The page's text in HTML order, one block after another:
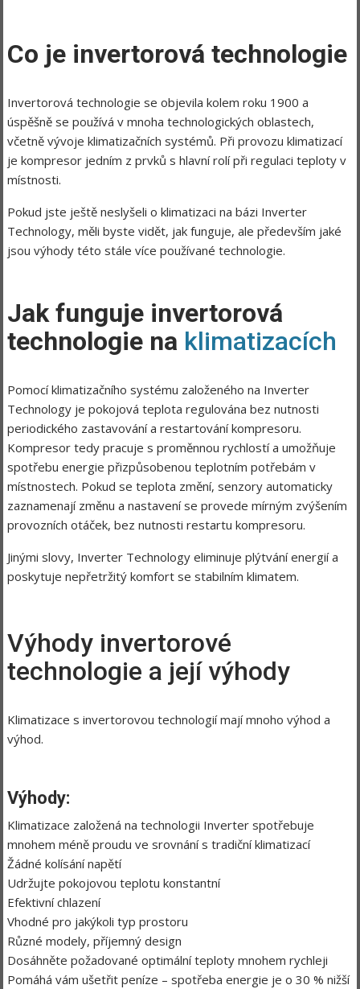
Co je invertorová technologie
Invertorová technologie se objevila kolem roku 1900 a
úspěšně se používá v mnoha technologických oblastech,
včetně vývoje klimatizačních systémů. Při provozu klimatizací
je kompresor jedním z prvků s hlavní rolí při regulaci teploty v
místnosti.
Pokud jste ještě neslyšeli o klimatizaci na bázi Inverter
Technology, měli byste vidět, jak funguje, ale především jaké
jsou výhody této stále více používané technologie.
Jak funguje invertorová
technologie na klimatizacích
Pomocí klimatizačního systému založeného na Inverter
Technology je pokojová teplota regulována bez nutnosti
periodického zastavování a restartování kompresoru.
Kompresor tedy pracuje s proměnnou rychlostí a umožňuje
spotřebu energie přizpůsobenou teplotním potřebám v
místnostech. Pokud se teplota změní, senzory automaticky
zaznamenají změnu a nastavení se provede mírným zvýšením
provozních otáček, bez nutnosti restartu kompresoru.
Jinými slovy, Inverter Technology eliminuje plýtvání energií a
poskytuje nepřetržitý komfort se stabilním klimatem.
Výhody invertorové
technologie a její výhody
Klimatizace s invertorovou technologií mají mnoho výhod a
výhod.
Výhody:
Klimatizace založená na technologii Inverter spotřebuje
mnohem méně proudu ve srovnání s tradiční klimatizací
Žádné kolísání napětí
Udržujte pokojovou teplotu konstantní
Efektivní chlazení
Vhodné pro jakýkoli typ prostoru
Různé modely, příjemný design
Dosáhněte požadované optimální teploty mnohem rychleji
Pomáhá vám ušetřit peníze – spotřeba energie je o 30 % nižší